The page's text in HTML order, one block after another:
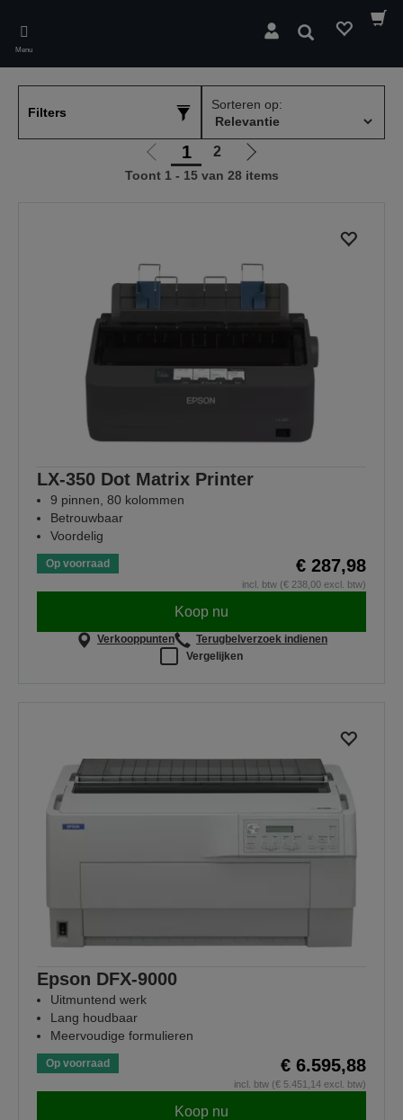
main
content
Menu
Zoeken
Filters
Sorteren op:
Ga
naar
1 2
Ga
naar
Toont 1 - 15 van 28 items
LX-350 Dot Matrix Printer
9 pinnen, 80 kolommen
Betrouwbaar
Voordelig
Op voorraad € 287,98
incl. btw (€ 238,00 excl. btw)
Koop nu
Verkooppunten
Terugbelverzoek indienen
Vergelijken
Epson DFX-9000
Uitmuntend werk
Lang houdbaar
Meervoudige formulieren
Op voorraad € 6.595,88
incl. btw (€ 5.451,14 excl. btw)
Koop nu